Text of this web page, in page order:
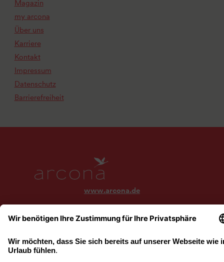
Magazin
my arcona
Über uns
Karriere
Kontakt
Impressum
Datenschutz
Barrierefreiheit
www.arcona.de